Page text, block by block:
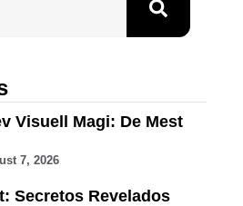
Visuell Magi: De Mest
7, 2026
Secretos Revelados